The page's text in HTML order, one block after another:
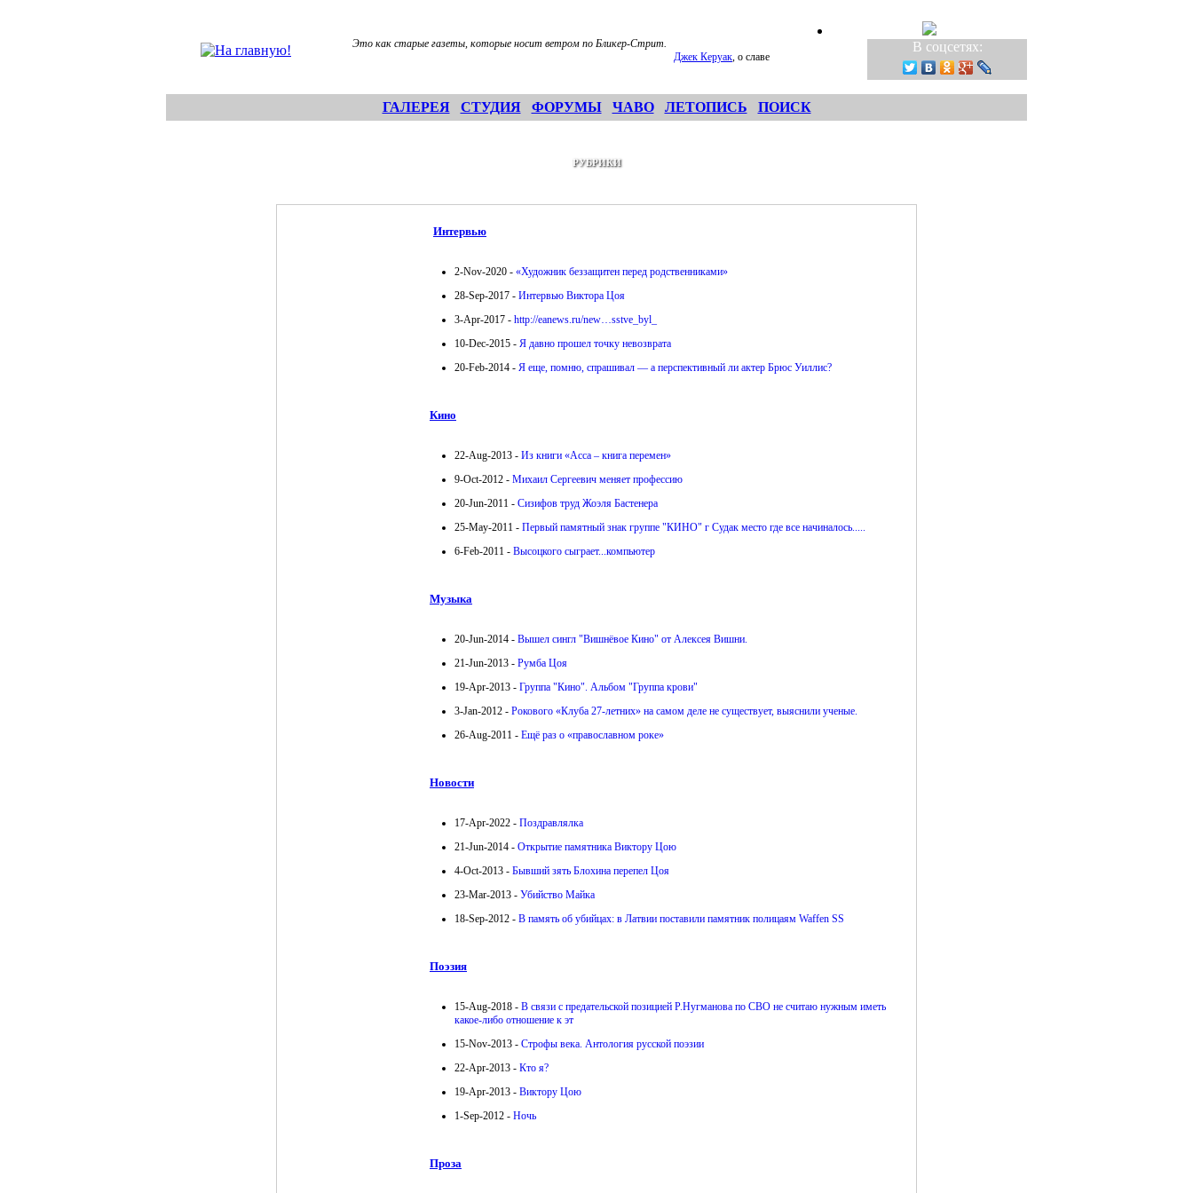
Это как старые газеты, которые носит ветром по Бликер-Стрит.
Джек Керуак, о славе
В соцсетях:
ГАЛЕРЕЯ СТУДИЯ ФОРУМЫ ЧАВО ЛЕТОПИСЬ ПОИСК
РУБРИКИ
Интервью
2-Nov-2020 - «Художник беззащитен перед родственниками»
28-Sep-2017 - Интервью Виктора Цоя
3-Apr-2017 - http://eanews.ru/new…sstve_byl_
10-Dec-2015 - Я давно прошел точку невозврата
20-Feb-2014 - Я еще, помню, спрашивал — а перспективный ли актер Брюс Уиллис?
Кино
22-Aug-2013 - Из книги «Асса – книга перемен»
9-Oct-2012 - Михаил Сергеевич меняет профессию
20-Jun-2011 - Сизифов труд Жоэля Бастенера
25-May-2011 - Первый памятный знак группе "КИНО" г Судак место где все начиналось.....
6-Feb-2011 - Высоцкого сыграет...компьютер
Музыка
20-Jun-2014 - Вышел сингл "Вишнёвое Кино" от Алексея Вишни.
21-Jun-2013 - Румба Цоя
19-Apr-2013 - Группа "Кино". Альбом "Группа крови"
3-Jan-2012 - Рокового «Клуба 27-летних» на самом деле не существует, выяснили ученые.
26-Aug-2011 - Ещё раз о «православном роке»
Новости
17-Apr-2022 - Поздравлялка
21-Jun-2014 - Открытие памятника Виктору Цою
4-Oct-2013 - Бывший зять Блохина перепел Цоя
23-Mar-2013 - Убийство Майка
18-Sep-2012 - В память об убийцах: в Латвии поставили памятник полицаям Waffen SS
Поэзия
15-Aug-2018 - В связи с предательской позицией Р.Нугманова по СВО не считаю нужным иметь
какое-либо отношение к эт
15-Nov-2013 - Строфы века. Антология русской поэзии
22-Apr-2013 - Кто я?
19-Apr-2013 - Виктору Цою
1-Sep-2012 - Ночь
Проза